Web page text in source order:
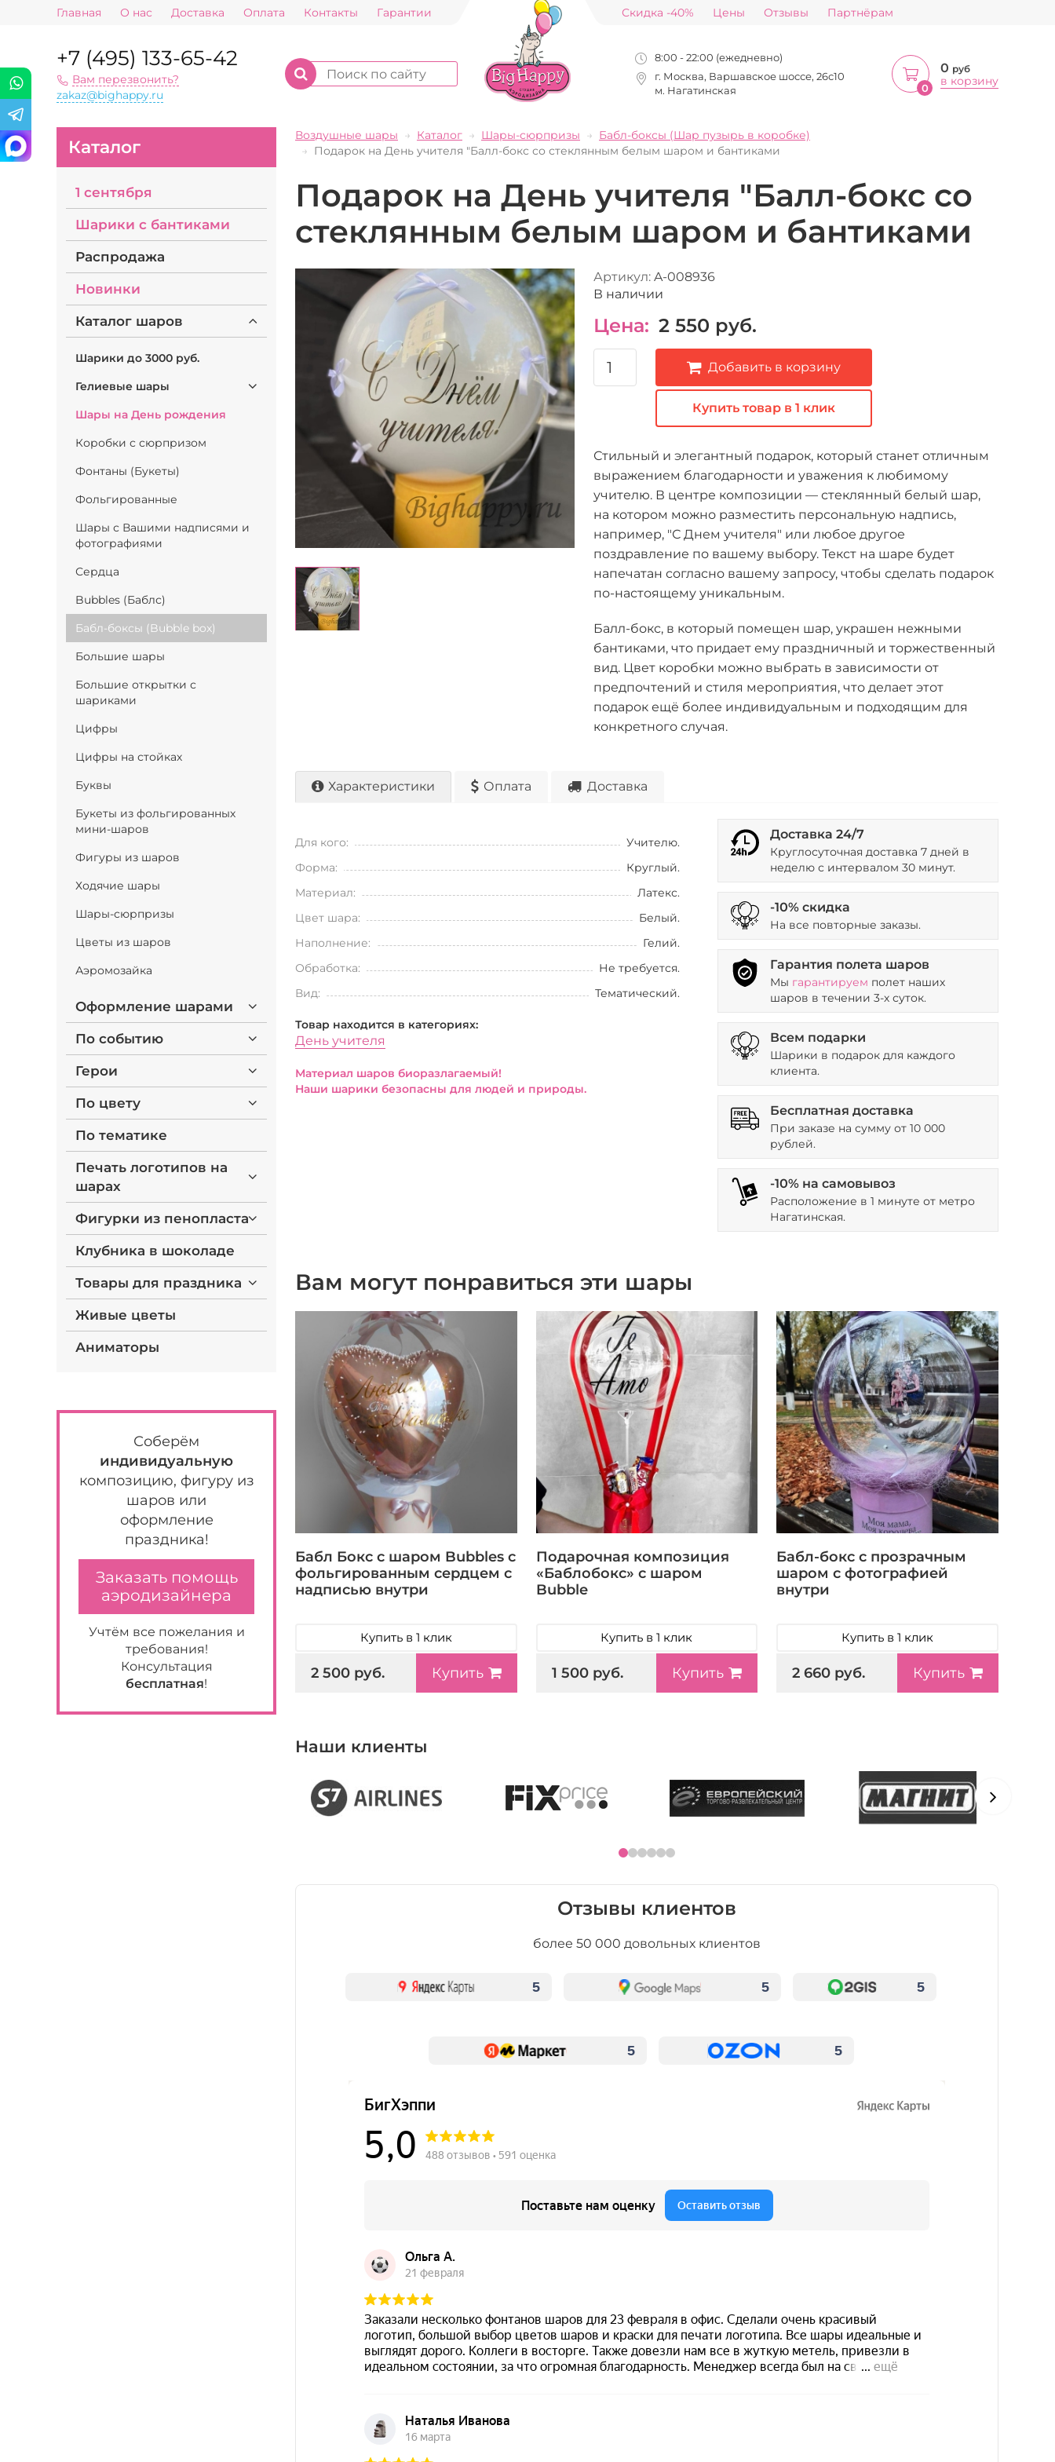
Главная О нас Доставка Оплата Контакты Гарантии Скидка -40% Цены Отзывы Партнёрам
+7 (495) 133-65-42
Вам перезвонить?
zakaz@bighappy.ru
8:00 - 22:00 (ежедневно)
г. Москва, Варшавское шоссе, 26с10
м. Нагатинская
0
0 руб
в корзину
Каталог
1 сентября
Шарики с бантиками
Распродажа
Новинки
Каталог шаров
Шарики до 3000 руб.
Гелиевые шары
Шары на День рождения
Коробки с сюрпризом
Фонтаны (Букеты)
Фольгированные
Шары с Вашими надписями и
фотографиями
Сердца
Bubbles (Баблс)
Бабл-боксы (Bubble box)
Большие шары
Большие открытки с
шариками
Цифры
Цифры на стойках
Буквы
Букеты из фольгированных
мини-шаров
Фигуры из шаров
Ходячие шары
Шары-сюрпризы
Цветы из шаров
Аэромозайка
Оформление шарами
По событию
Герои
По цвету
По тематике
Печать логотипов на
шарах
Фигурки из пенопласта
Клубника в шоколаде
Товары для праздника
Живые цветы
Аниматоры
Соберём
индивидуальную
композицию, фигуру из
шаров или
оформление
праздника!
Заказать помощь
аэродизайнера
Учтём все пожелания и
требования!
Консультация
бесплатная!
Воздушные шары Каталог Шары-сюрпризы
Бабл-боксы (Шар пузырь в коробке)
Подарок на День учителя "Балл-бокс со стеклянным белым шаром и бантиками
Подарок на День учителя "Балл-бокс со
стеклянным белым шаром и бантиками
Артикул: A-008936
В наличии
Цена: 2 550 руб.
Добавить в корзину
Купить товар в 1 клик
Стильный и элегантный подарок, который станет отличным
выражением благодарности и уважения к любимому
учителю. В центре композиции — стеклянный белый шар,
на котором можно разместить персональную надпись,
например, "С Днем учителя" или любое другое
поздравление по вашему выбору. Текст на шаре будет
напечатан согласно вашему запросу, чтобы сделать подарок
по-настоящему уникальным.
Балл-бокс, в который помещен шар, украшен нежными
бантиками, что придает ему праздничный и торжественный
вид. Цвет коробки можно выбрать в зависимости от
предпочтений и стиля мероприятия, что делает этот
подарок ещё более индивидуальным и подходящим для
конкретного случая.
Характеристики Оплата Доставка
Для кого:
Учителю.
Форма:
Круглый.
Материал:
Латекс.
Цвет шара:
Белый.
Наполнение:
Гелий.
Обработка:
Не требуется.
Вид:
Тематический.
Товар находится в категориях:
День учителя
Материал шаров биоразлагаемый!
Наши шарики безопасны для людей и природы.
Доставка 24/7
Круглосуточная доставка 7 дней в
неделю с интервалом 30 минут.
-10% скидка
На все повторные заказы.
Гарантия полета шаров
Мы гарантируем полет наших
шаров в течении 3-х суток.
Всем подарки
Шарики в подарок для каждого
клиента.
Бесплатная доставка
При заказе на сумму от 10 000
рублей.
-10% на самовывоз
Расположение в 1 минуте от метро
Нагатинская.
Вам могут понравиться эти шары
Бабл Бокс с шаром Bubbles с
фольгированным сердцем с
надписью внутри
Купить в 1 клик
2 500 руб. Купить
Подарочная композиция
«Баблобокс» с шаром
Bubble
Купить в 1 клик
1 500 руб. Купить
Бабл-бокс с прозрачным
шаром с фотографией
внутри
Купить в 1 клик
2 660 руб. Купить
Наши клиенты
Отзывы клиентов
более 50 000 довольных клиентов
5 5 5
5 5